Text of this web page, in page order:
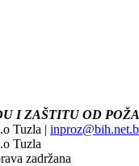
I ZAŠTITU OD
Tuzla |
Tuzla
zadržana